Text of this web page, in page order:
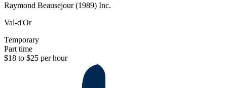
Raymond Beausejour (1989) Inc.
Val-d'Or
Temporary
Part time
$18 to $25 per hour